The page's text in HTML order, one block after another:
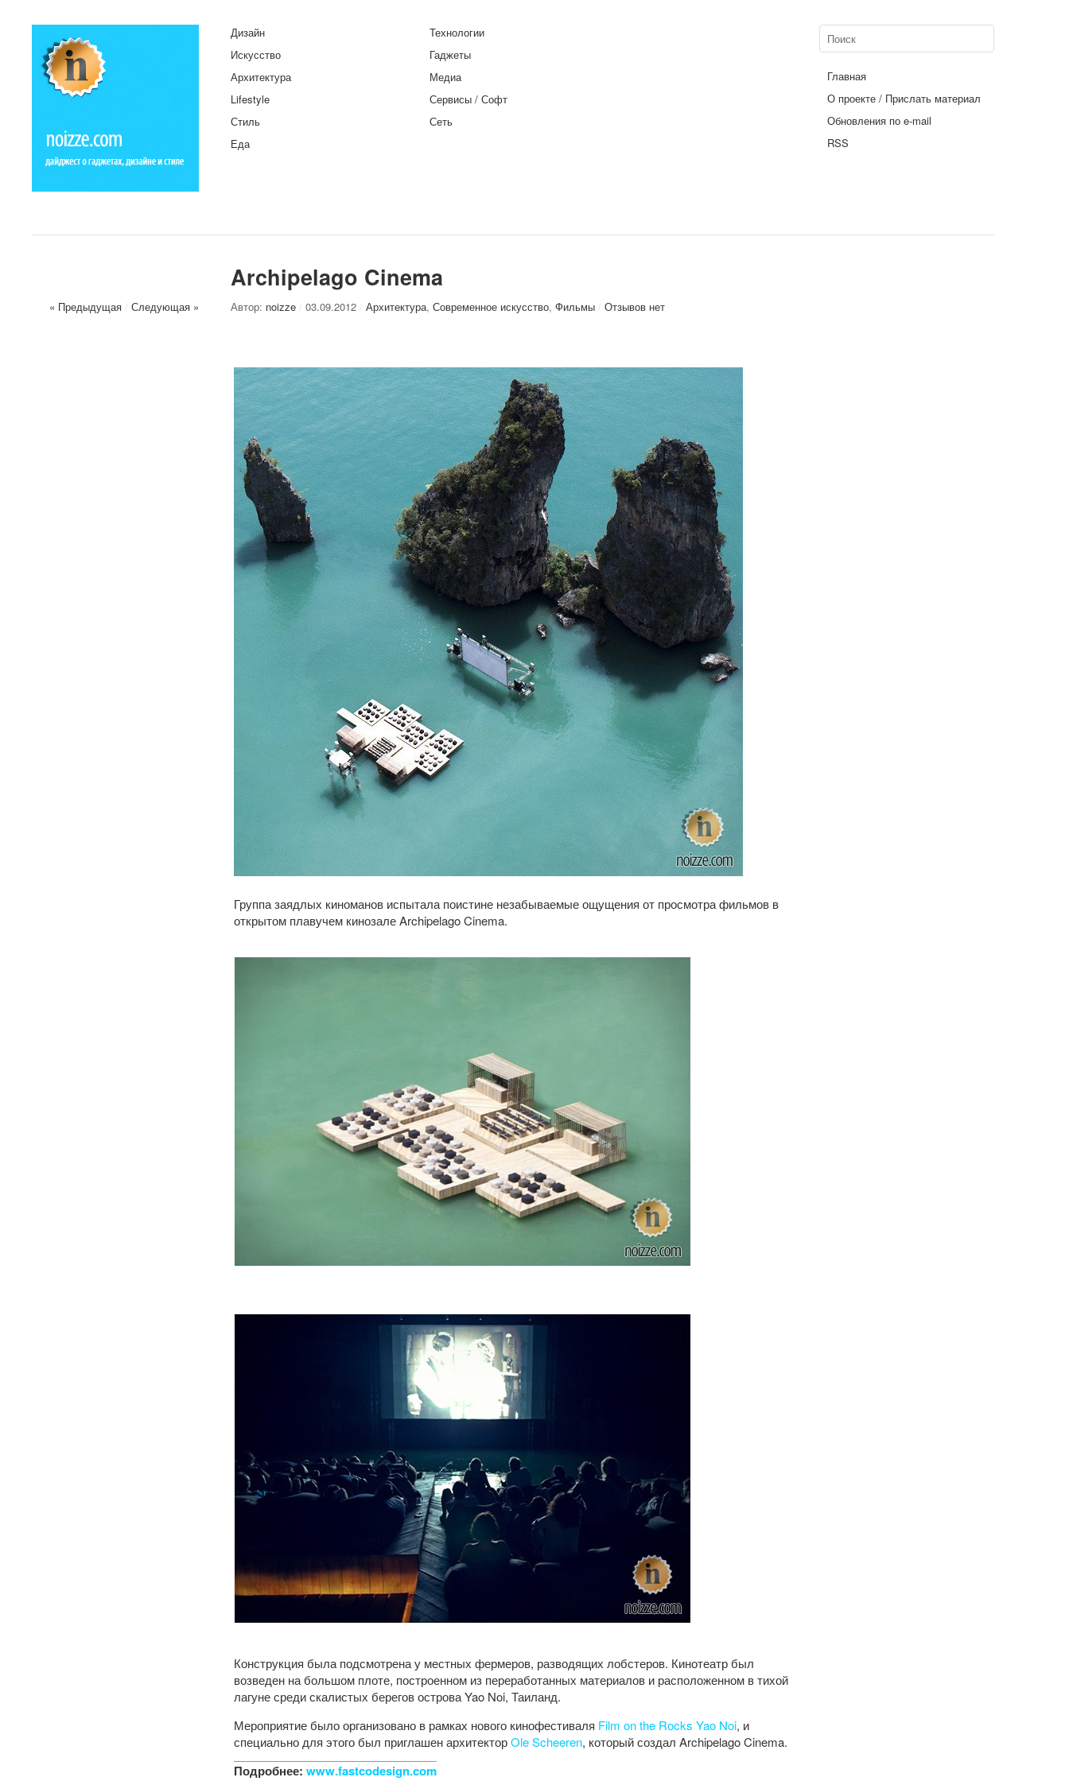
Дизайн
Искусство
Архитектура
Lifestyle
Стиль
Еда
Технологии
Гаджеты
Медиа
Сервисы / Софт
Сеть
Главная
О проекте / Прислать материал
Обновления по e-mail
RSS
Archipelago Cinema
« Предыдущая / Следующая » Автор: noizze / 03.09.2012 / Архитектура, Современное искусство, Фильмы / Отзывов нет
Группа заядлых киноманов испытала поистине незабываемые ощущения от просмотра фильмов в
открытом плавучем кинозале Archipelago Cinema.
Конструкция была подсмотрена у местных фермеров, разводящих лобстеров. Кинотеатр был
возведен на большом плоте, построенном из переработанных материалов и расположенном в тихой
лагуне среди скалистых берегов острова Yao Noi, Таиланд.
Мероприятие было организовано в рамках нового кинофестиваля Film on the Rocks Yao Noi, и
специально для этого был приглашен архитекторOle Scheeren, который создал Archipelago Cinema.
Подробнее: www.fastcodesign.com